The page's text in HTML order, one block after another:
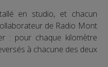
en studio, et chacun
de Radio Mont
: pour chaque kilomètre
à chacune des deux